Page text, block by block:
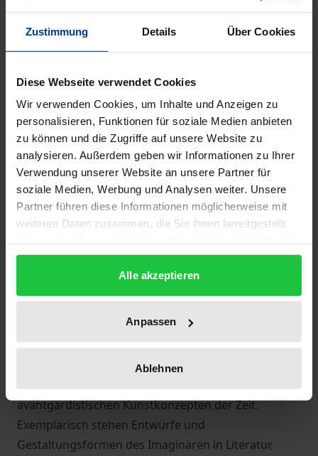
Zustimmung Details Über Cookies
Diese Webseite verwendet Cookies
Wir verwenden Cookies, um Inhalte und Anzeigen zu
personalisieren, Funktionen für soziale Medien anbieten
zu können und die Zugriffe auf unsere Website zu
analysieren. Außerdem geben wir Informationen zu Ihrer
Verwendung unserer Website an unsere Partner für
soziale Medien, Werbung und Analysen weiter. Unsere
Partner führen diese Informationen möglicherweise mit
weiteren Daten zusammen, die Sie ihnen bereitgestellt
gesammelt haben.
Alle akzeptieren
Anpassen
Ablehnen
Das ›Fin de siècle‹, die Ästhetik des späten 19. und
frühen 20. Jahrhunderts, ist geprägt von einer
zunehmende positivistisch-naturwissenschaftliche
Welterfassung, aber auch gegen die atomistische
Lebenswelterfahrung im Zuge der Industrialisierung
und Verstädterung werden Räume der Phantasie
erschaffen, die von Entgrenzung und
Verschmelzung, einer rauschhaften Anarchie der
Psyche und einer neuen Wahrnehmung von Körper,
Raum, Zeit und Klang bestimmt sind. Die in diesem
Gottfried Boehm, Wolfgang Iser) nähern sich dem
Phänomen aus verschiedenen Perspektiven.
Diskursanalytisch wird gefragt nach den
Wechselbezügen zwischen Wissenschaft und
Künsten: zwischen Philosophie, Religion,
avantgardistischen Kunstkonzepten der Zeit.
Exemplarisch stehen Entwürfe und
Gestaltungsformen des Imaginären in Literatur,